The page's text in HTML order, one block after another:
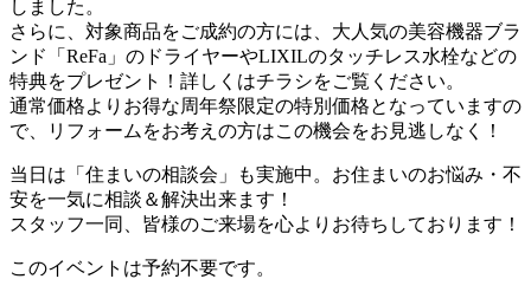
しました。
さらに、対象商品をご成約の方には、大人気の美容機器ブラ
ンド「ReFa」のドライヤーやLIXILのタッチレス水栓などの
特典をプレゼント！詳しくはチラシをご覧ください。
通常価格よりお得な周年祭限定の特別価格となっていますの
で、リフォームをお考えの方はこの機会をお見逃しなく！
当日は「住まいの相談会」も実施中。お住まいのお悩み・不
安を一気に相談＆解決出来ます！
スタッフ一同、皆様のご来場を心よりお待ちしております！
このイベントは予約不要です。